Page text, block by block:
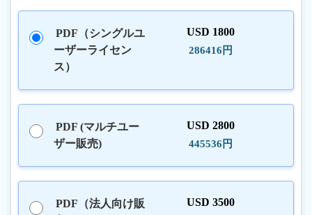
PDF（シングルユ
ーザーライセン
ス）
USD 1800
286416円
PDF (マルチユー
ザー販売)
USD 2800
445536円
PDF（法人向け販
USD 3500